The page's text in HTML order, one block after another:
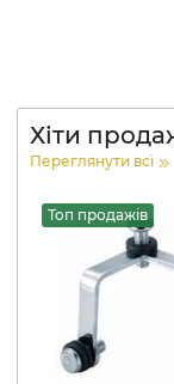
Хіти
Переглянути всі
Топ продажів